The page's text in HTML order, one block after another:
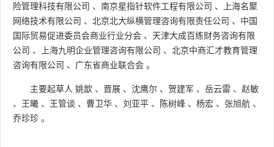
险管理科技有限公司 、 南京星指针软件工程有限公司 、
上海名聚
网络技术有限公司 、 北京北大纵横管理咨询有限责任公司 、 中国
国际贸易促进委员会商业行业分会 、 天津大成百练财务咨询有限
公司 、 上海九明企业管理咨询有限公司 、 北京中商汇才教育管理
咨询有限公司 、 广东省商业联合会 。
主要起草人 姚歆 、 晋展 、 沈鹰尔 、 贺建军 、 岳云雷 、 赵敏
、 王曦 、 王管谈 、 曹卫华 、 刘亚平 、 陈树峰 、 杨宏 、 张旭航 、
乔珍珍 。